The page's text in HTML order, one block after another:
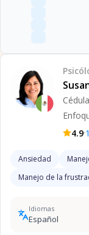
4.9·
Ansiedad
Manejo de la
Idiomas
Español